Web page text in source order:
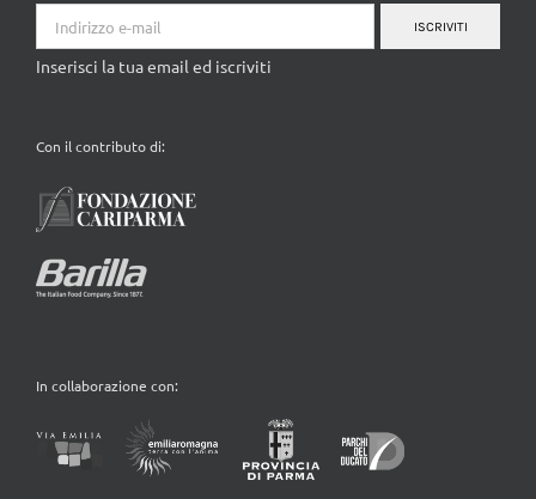
ISCRIVITI
Inserisci la tua email ed iscriviti
Con il contributo di:
In collaborazione con: